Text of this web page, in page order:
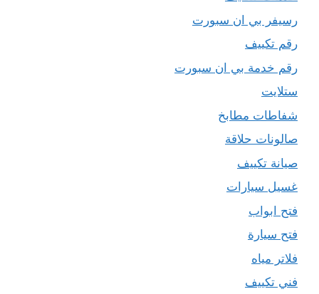
رسيفر بي ان سبورت
رقم تكييف
رقم خدمة بي ان سبورت
ستلايت
شفاطات مطابخ
صالونات حلاقة
صيانة تكييف
غسيل سيارات
فتح ابواب
فتح سيارة
فلاتر مياه
فني تكييف